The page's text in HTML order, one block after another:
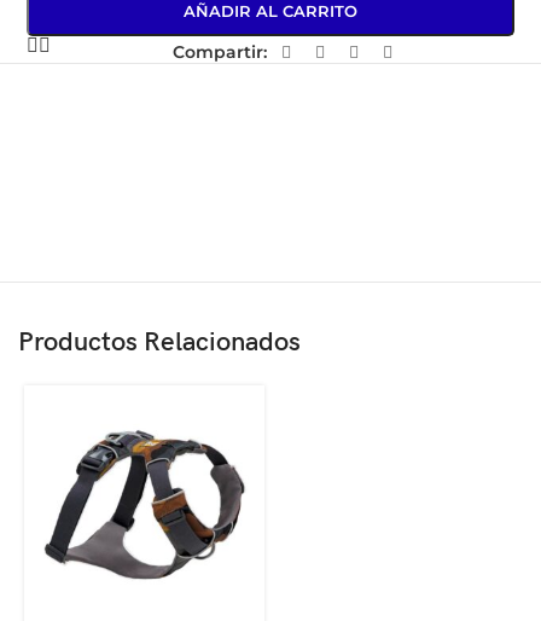
AÑADIR AL CARRITO
Compartir:
Productos Relacionados